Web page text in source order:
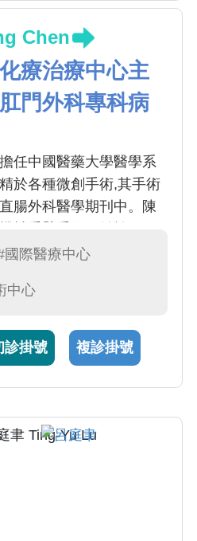
Chen
療治療中心主
門外科專科病
任中國醫藥大學醫學系
於各種微創手術,其手術
腸外科醫學期刊中。陳
關論文，該論文刊登於
獲擔任中華民國大腸直
病人及其家屬，並曾多
親善大使的殊榮。
國際醫療中心
中心
診掛號 複診掛號